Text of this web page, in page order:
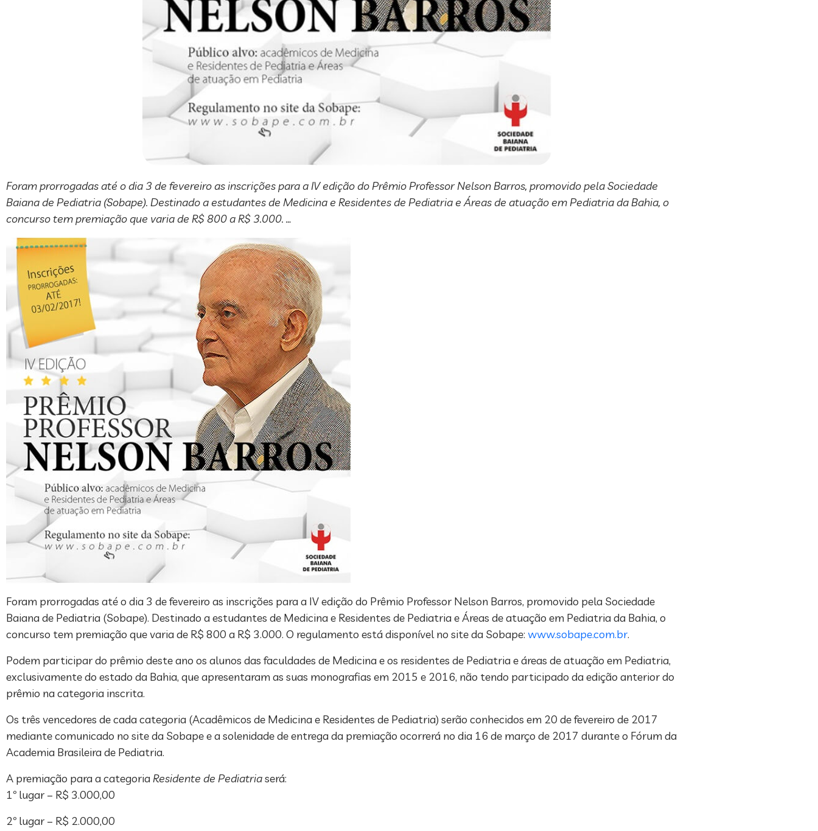
Foram prorrogadas até o dia 3 de fevereiro as inscrições para a IV edição do Prêmio Professor Nelson Barros, promovido pela Sociedade
Baiana de Pediatria (Sobape). Destinado a estudantes de Medicina e Residentes de Pediatria e Áreas de atuação em Pediatria da Bahia, o
concurso tem premiação que varia de R$ 800 a R$ 3.000. …
Foram prorrogadas até o dia 3 de fevereiro as inscrições para a IV edição do Prêmio Professor Nelson Barros, promovido pela Sociedade
Baiana de Pediatria (Sobape). Destinado a estudantes de Medicina e Residentes de Pediatria e Áreas de atuação em Pediatria da Bahia, o
concurso tem premiação que varia de R$ 800 a R$ 3.000. O regulamento está disponível no site da Sobape: www.sobape.com.br.
Podem participar do prêmio deste ano os alunos das faculdades de Medicina e os residentes de Pediatria e áreas de atuação em Pediatria,
exclusivamente do estado da Bahia, que apresentaram as suas monografias em 2015 e 2016, não tendo participado da edição anterior do
prêmio na categoria inscrita.
Os três vencedores de cada categoria (Acadêmicos de Medicina e Residentes de Pediatria) serão conhecidos em 20 de fevereiro de 2017
mediante comunicado no site da Sobape e a solenidade de entrega da premiação ocorrerá no dia 16 de março de 2017 durante o Fórum da
Academia Brasileira de Pediatria.
A premiação para a categoria Residente de Pediatriaserá:
1º lugar – R$ 3.000,00
2º lugar – R$ 2.000,00